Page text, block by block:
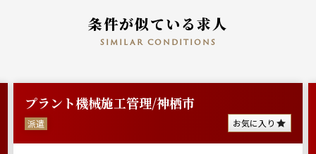
条件が似ている求人
similar conditions
プラント機械施工管理/神栖市
派遣 お気に入り